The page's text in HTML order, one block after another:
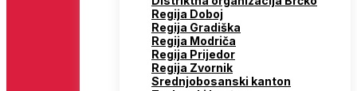
Regija Doboj
Regija Gradiška
Regija Modriča
Regija Prijedor
Regija Zvornik
Srednjobosanski kanton